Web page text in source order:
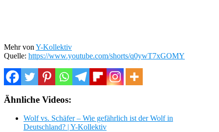
Mehr von Y-Kollektiv
Quelle: https://www.youtube.com/shorts/q0ywT7xGOMY
Ähnliche Videos:
Wolf vs. Schäfer – Wie gefährlich ist der Wolf in
Deutschland? | Y-Kollektiv